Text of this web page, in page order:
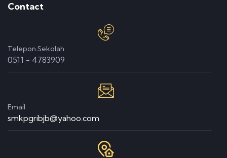
Contact
Telepon Sekolah
0511 - 4783909
Email
smkpgribjb@yahoo.com